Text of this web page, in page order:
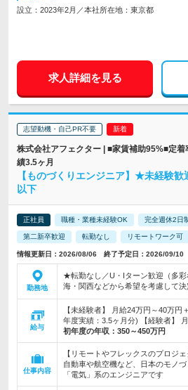
設立：2023年2月／本社所在地：東京都
求人詳細を見る
志望動機・自己PR不要
株式会社アフェクター | ■家賃補助95%■定
績3.5ヶ月
【ものづくりエンジニア】★未経験
以下
正社員 職種・業種未経験OK 完全週休2日
第二新卒歓迎 転勤なし リモートワーク可
情報更新日：2026/08/06 終了予定日：2026/09/10
勤務地
★転勤なし／U・Iターン歓迎（多
海・関西などから希望を考慮して
給与
【未経験者】 月給24万円～40万円
年度実績：3.5ヶ月分) 【経験者】
初年度の年収： 350～450万円
仕事内容
【リモートやフレックスのプロジ
自動車や航空機など、日本のモノ
「電気」系のエンジニアです